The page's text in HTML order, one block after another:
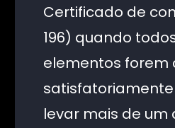
Certificado de
196) quando
elementos forem
levar mais de um